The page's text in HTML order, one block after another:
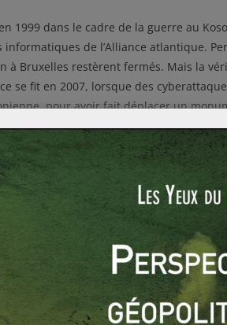
1999 dans le cadre de la guerre au
de l’Alliance atlantique.
à Bruxelles restèrent fermés. Mais la
se fit en 2007, lorsque des
pour avoir fait déplacer un
alors directeur de la planification
moins de 100 cyberattaques par jour.
est définie comme une
les systèmes d’informations et de
d’un système informatique ou
d’un système pouvant entraîner le
sécurisé…). L’essor de cette menace
maritimes mondiaux.
pour un même enjeu sécuritaire